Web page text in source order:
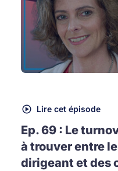
Lire cet épisode
Ep. 69 : Le
à trouver entre
dirigeant et des